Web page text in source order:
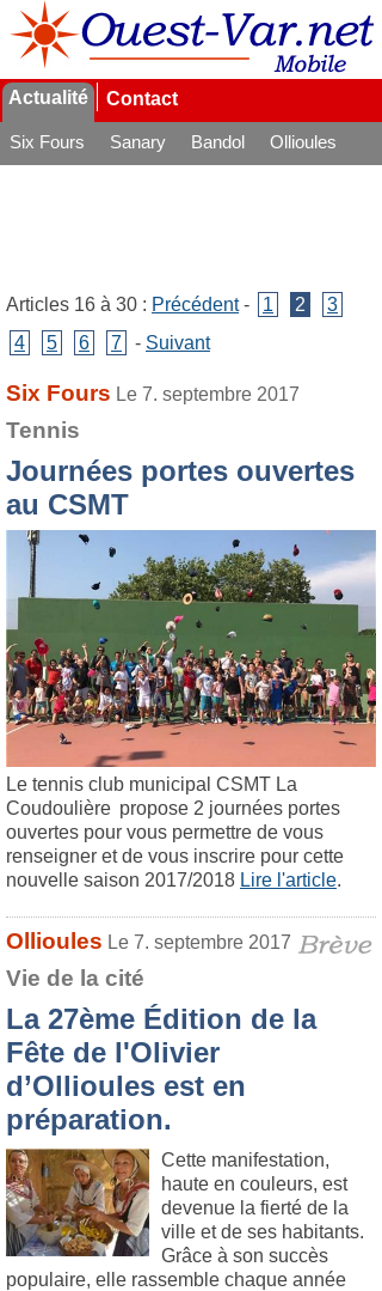
Actualité Contact
Six Fours Sanary Bandol
Ollioules
Articles 16 à 30 : Précédent- 1 2
3
4
5 6 7 - Suivant
Six Fours Le 7. septembre 2017
Tennis
Journées portes ouvertes
au CSMT
Le tennis club municipal CSMT La
Coudoulière propose 2 journées portes
ouvertes pour vous permettre de vous
renseigner et de vous inscrire pour cette
nouvelle saison 2017/2018 Lire l'article.
Ollioules Le 7. septembre 2017
Vie de la cité
La 27ème Édition de la
Fête de l'Olivier
d’Ollioules est en
préparation.
Cette manifestation,
haute en couleurs, est
devenue la fierté de la
ville et de ses habitants.
Grâce à son succès
populaire, elle rassemble chaque année